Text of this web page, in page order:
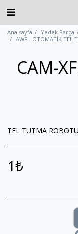
Ana sayfa Yedek Parça
AWF - OTOMATİK TEL
CAM-
TEL TUTMA
1₺